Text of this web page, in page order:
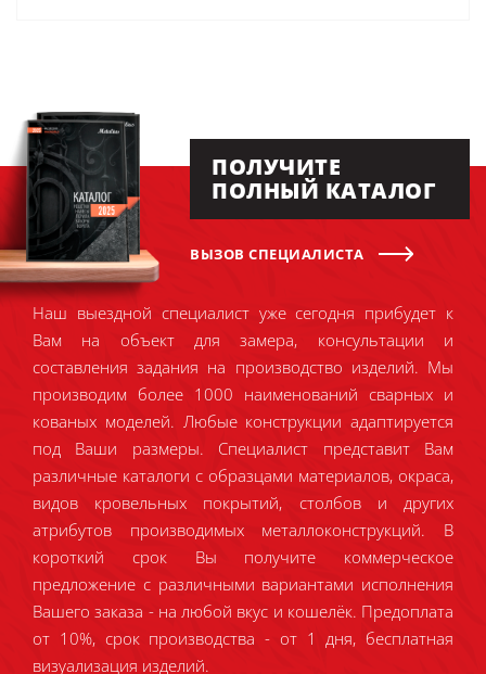
ПОЛУЧИТЕ
ПОЛНЫЙ КАТАЛОГ
ВЫЗОВ СПЕЦИАЛИСТА
Наш выездной специалист уже сегодня прибудет к
Вам на объект для замера, консультации и
составления задания на производство изделий. Мы
производим более 1000 наименований сварных и
кованых моделей. Любые конструкции адаптируется
под Ваши размеры. Специалист представит Вам
различные каталоги с образцами материалов, окраса,
видов кровельных покрытий, столбов и других
атрибутов производимых металлоконструкций. В
короткий срок Вы получите коммерческое
предложение с различными вариантами исполнения
Вашего заказа - на любой вкус и кошелёк. Предоплата
от 10%, срок производства - от 1 дня, бесплатная
визуализация изделий.